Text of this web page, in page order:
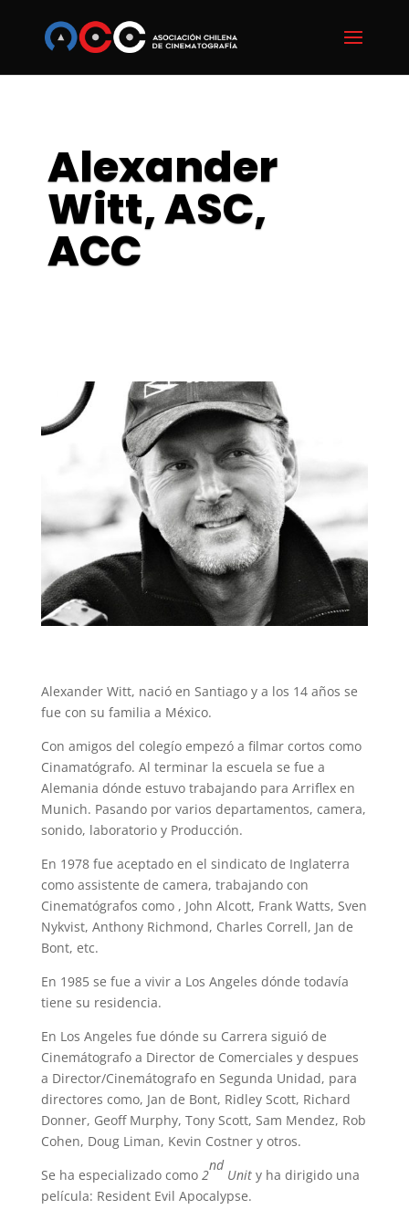
Alexander
Witt, ASC,
ACC
Alexander Witt, nació en Santiago y a los 14 años se
fue con su familia a México.
Con amigos del colegío empezó a filmar cortos como
Cinamatógrafo. Al terminar la escuela se fue a
Alemania dónde estuvo trabajando para Arriflex en
Munich. Pasando por varios departamentos, camera,
sonido, laboratorio y Producción.
En 1978 fue aceptado en el sindicato de Inglaterra
como assistente de camera, trabajando con
Cinematógrafos como , John Alcott, Frank Watts, Sven
Nykvist, Anthony Richmond, Charles Correll, Jan de
Bont, etc.
En 1985 se fue a vivir a Los Angeles dónde todavía
tiene su residencia.
En Los Angeles fue dónde su Carrera siguió de
Cinemátografo a Director de Comerciales y despues
a Director/Cinemátografo en Segunda Unidad, para
directores como, Jan de Bont, Ridley Scott, Richard
Donner, Geoff Murphy, Tony Scott, Sam Mendez, Rob
Cohen, Doug Liman, Kevin Costner y otros.
Se ha especializado como 2
nd
Unity ha dirigido una
película: Resident Evil Apocalypse.